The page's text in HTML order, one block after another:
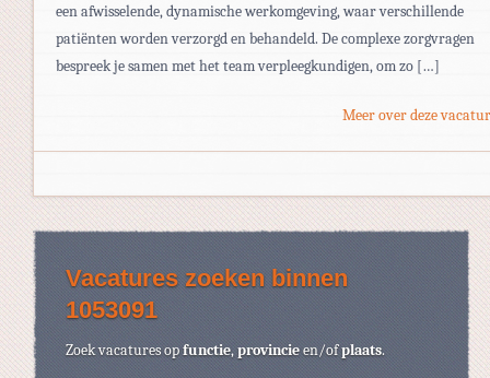
een afwisselende, dynamische werkomgeving, waar verschillende
patiënten worden verzorgd en behandeld. De complexe zorgvragen
bespreek je samen met het team verpleegkundigen, om zo […]
Meer over deze
Vacatures zoeken binnen
1053091
Zoek vacatures opfunctie,provincieen/ofplaats.